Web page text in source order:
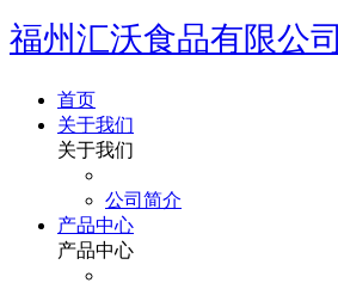
福州汇沃食品有限公司
首页
关于我们
关于我们
公司简介
产品中心
产品中心